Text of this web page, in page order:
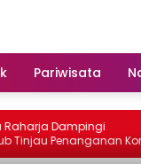
Pariwisata
Dampingi
Penanganan
II di RS PHC